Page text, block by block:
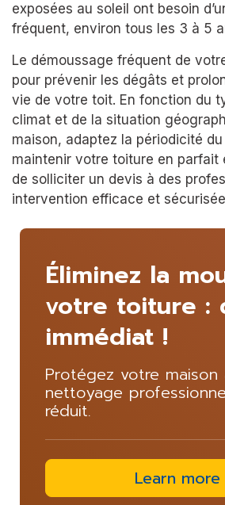
exposées au soleil ont besoin
fréquent, environ tous les 3 à 5
Le démoussage fréquent de
pour prévenir les dégâts et
vie de votre toit. En fonction du
climat et de la situation
maison, adaptez la périodicité
maintenir votre toiture en parfait
de solliciter un devis à des
intervention efficace et
Éliminez la
votre toiture :
immédiat !
Protégez votre maison
nettoyage
réduit.
Learn more